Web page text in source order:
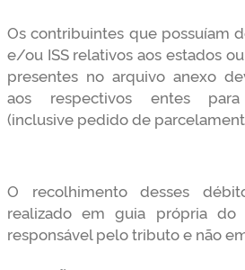
Os contribuintes que possuíam
e/ou ISS relativos aos estados
presentes no arquivo anexo
aos respectivos entes para
(inclusive pedido de
O recolhimento desses
realizado em guia própria do
responsável pelo tributo e não